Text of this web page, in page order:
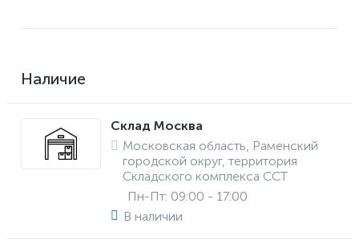
Наличие
Склад Москва
Московская область, Раменский
городской округ, территория
Складского комплекса ССТ
Пн-Пт: 09:00 - 17:00
В наличии